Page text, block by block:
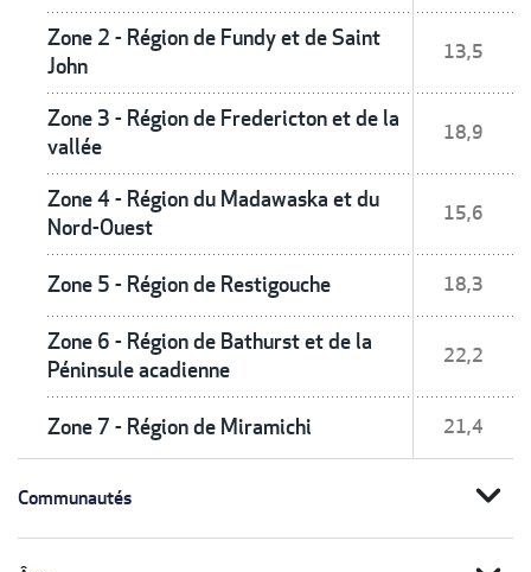
Zone 2 - Région de Fundy et de Saint
John
13,5
Zone 3 - Région de Fredericton et de la
vallée
18,9
Zone 4 - Région du Madawaska et du
Nord-Ouest
15,6
Zone 5 - Région de Restigouche 18,3
Zone 6 - Région de Bathurst et de la
Péninsule acadienne
22,2
Zone 7 - Région de Miramichi 21,4
Communautés expand_more